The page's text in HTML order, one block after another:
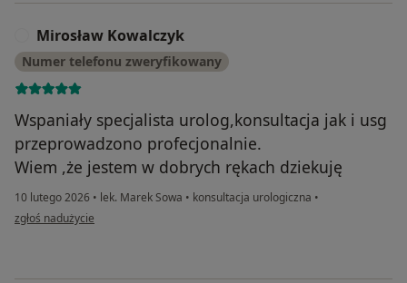
Mirosław Kowalczyk
Numer telefonu zweryfikowany
Wspaniały specjalista urolog,konsultacja jak i usg
przeprowadzono profecjonalnie.
Wiem ,że jestem w dobrych rękach dziekuję
10 lutego 2026 • lek. Marek Sowa • konsultacja urologiczna •
w opinii użytkownika Mirosław Kowalczyk
zgłoś nadużycie